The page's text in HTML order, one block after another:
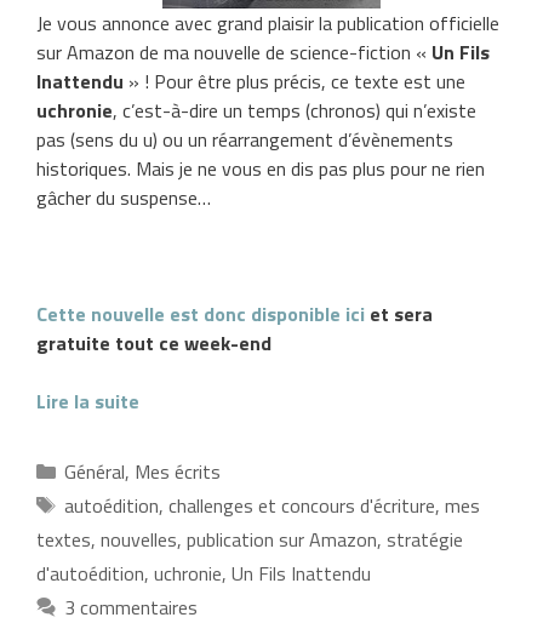
Je vous annonce avec grand plaisir la publication officielle
sur Amazon de ma nouvelle de science-fiction « Un Fils
Inattendu » ! Pour être plus précis, ce texte est une
uchronie, c’est-à-dire un temps (chronos) qui n’existe
pas (sens du u) ou un réarrangement d’évènements
historiques. Mais je ne vous en dis pas plus pour ne rien
gâcher du suspense…
Cette nouvelle est donc disponible ici et sera
gratuite tout ce week-end
Lire la suite
Catégories
Général, Mes écrits
Étiquettes
autoédition, challenges et concours d'écriture, mes
textes, nouvelles, publication sur Amazon, stratégie
d'autoédition, uchronie, Un Fils Inattendu
3 commentaires